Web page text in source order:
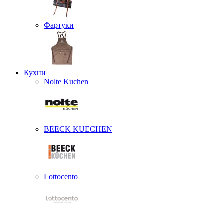
Фартуки
Кухни
Nolte Kuchen
BEECK KUECHEN
Lottocento